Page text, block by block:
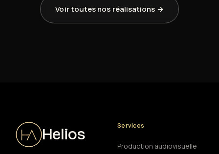
Voir toutes nos réalisations →
Helios Services
Production audiovisuelle